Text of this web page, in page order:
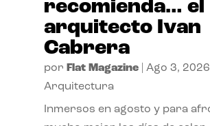
recomienda… el
arquitecto Ivan
Cabrera
por Flat Magazine| Ago 3, 2026
Arquitectura
Inmersos en agosto y para